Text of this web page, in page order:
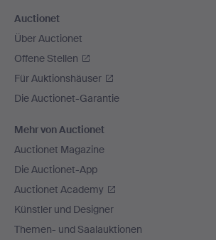
Auctionet
Über Auctionet
Offene Stellen
Für Auktionshäuser
Die Auctionet-Garantie
Mehr von Auctionet
Auctionet Magazine
Die Auctionet-App
Auctionet Academy
Künstler und Designer
Themen- und Saalauktionen